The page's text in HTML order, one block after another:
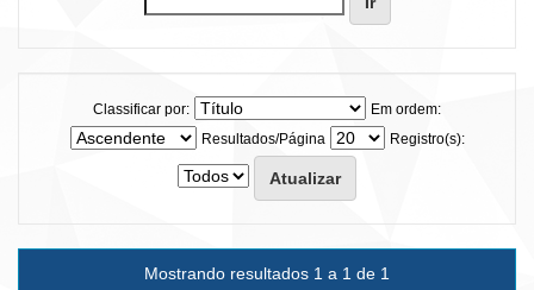
Classificar por:
Em ordem:
Resultados/Página
Registro(s):
Mostrando resultados 1 a 1 de 1